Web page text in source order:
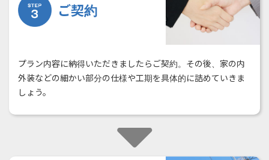
ご契約
プラン内容に納得いただきましたらご契約。その後、家の内
外装などの細かい部分の仕様や工期を具体的に詰めていきま
しょう。